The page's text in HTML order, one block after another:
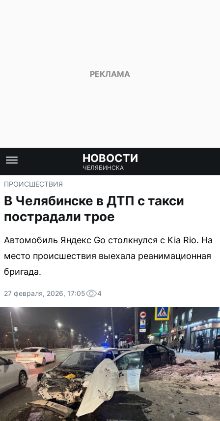
НОВОСТИ
ЧЕЛЯБИНСКА
ПРОИСШЕСТВИЯ
В Челябинске в ДТП с такси
пострадали трое
Автомобиль Яндекс Go столкнулся с Kia Rio. На
место происшествия выехала реанимационная
бригада.
27 февраля, 2026, 17:05 4